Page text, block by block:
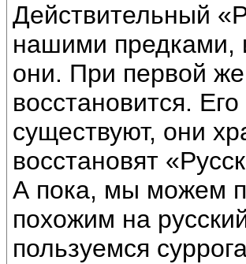
Действительный
нашими предками,
они. При первой
восстановится.
существуют, они
восстановят
А пока, мы можем
похожим на
пользуемся